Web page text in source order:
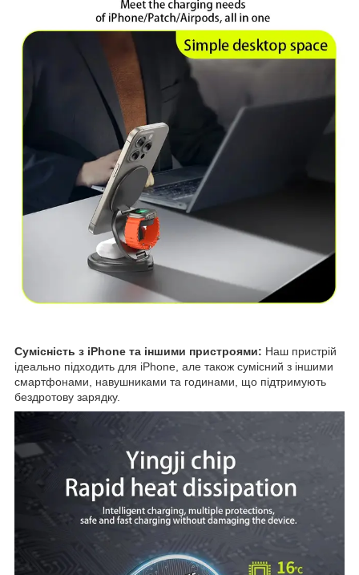
Сумісність з iPhone та іншими пристроями: Наш пристрій
ідеально підходить для iPhone, але також сумісний з іншими
смартфонами, навушниками та годинами, що підтримують
бездротову зарядку.